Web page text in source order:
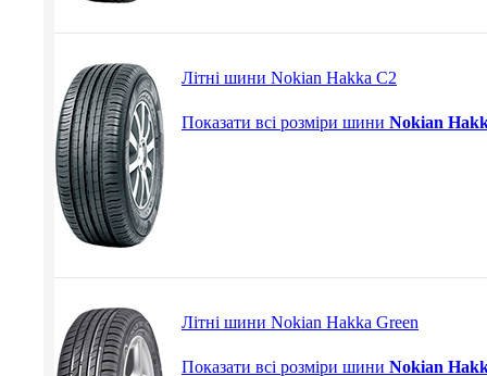
Літні шини Nokian Hakka C2
Показати всі розміри шини Nokian
Літні шини Nokian Hakka Green
Показати всі розміри шини Nokian